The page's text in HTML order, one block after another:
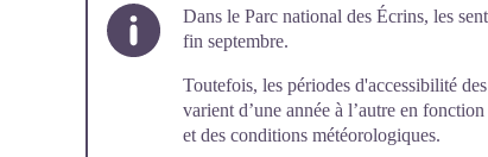
Dans le Parc national des Écrins, les
fin septembre.
Toutefois, les périodes d'accessibilité
varient d’une année à l’autre en
et des conditions météorologiques.